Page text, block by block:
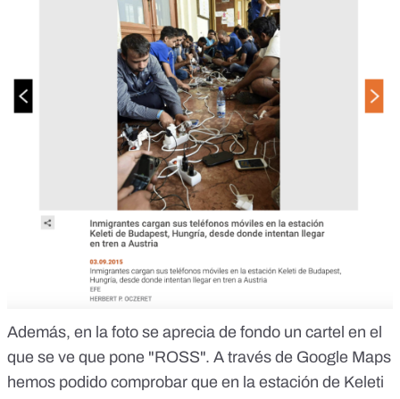
Además, en la foto se aprecia de fondo un cartel en el
que se ve que pone "ROSS". A través de Google Maps
hemos podido comprobar que en la estación de Keleti